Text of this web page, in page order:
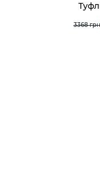
3368 грн